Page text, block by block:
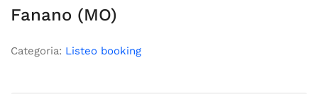
Fanano (MO)
Categoria: Listeo booking